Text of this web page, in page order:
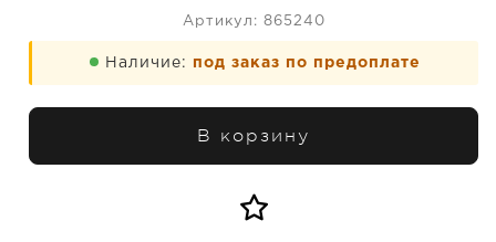
Артикул: 865240
Наличие: под заказ по предоплате
В корзину